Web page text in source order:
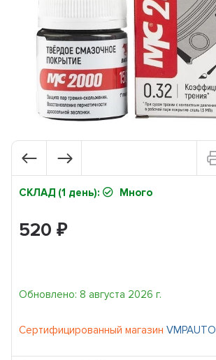
СКЛАД (1 день): Много
520₽
Обновлено: 8 августа 2026 г.
Сертифицированный магазинVMPAUTO